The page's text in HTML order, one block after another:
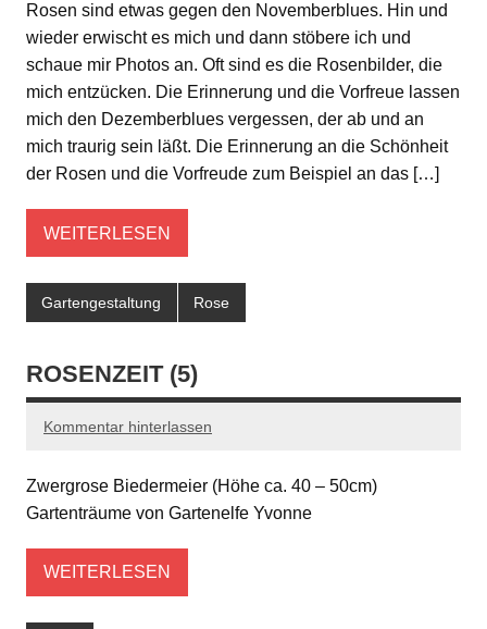
Rosen sind etwas gegen den Novemberblues. Hin und
wieder erwischt es mich und dann stöbere ich und
schaue mir Photos an. Oft sind es die Rosenbilder, die
mich entzücken. Die Erinnerung und die Vorfreue lassen
mich den Dezemberblues vergessen, der ab und an
mich traurig sein läßt. Die Erinnerung an die Schönheit
der Rosen und die Vorfreude zum Beispiel an das […]
WEITERLESEN
Gartengestaltung Rose
ROSENZEIT (5)
Kommentar hinterlassen
Zwergrose Biedermeier (Höhe ca. 40 – 50cm)
Gartenträume von Gartenelfe Yvonne
WEITERLESEN